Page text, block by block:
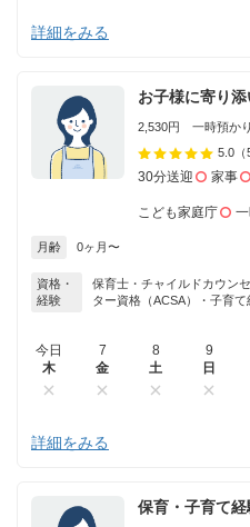
詳細をみる
お子様に寄り
2,530円 一時預か
5.0
30分送迎 家事
こども家庭庁
月齢 0ヶ月〜
資格・
経験
保育士・チャイルドカウン
ター資格（ACSA）・子育て
今日
木
7
金
8
土
9
日
詳細をみる
保育・子育て